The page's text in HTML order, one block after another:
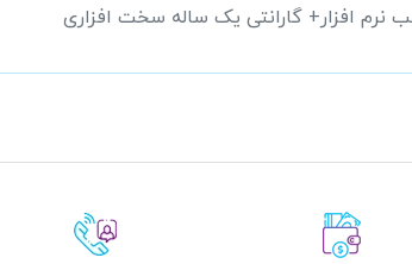
افزار+ گارانتی یک ساله سخت افزاری